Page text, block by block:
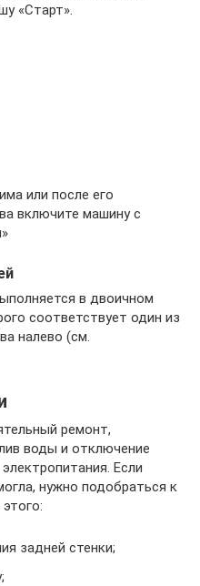
«Старт».
или после его
включите машину с
в двоичном
соответствует один из
налево (см.
ремонт,
воды и отключение
Если
нужно подобраться к
задней стенки;